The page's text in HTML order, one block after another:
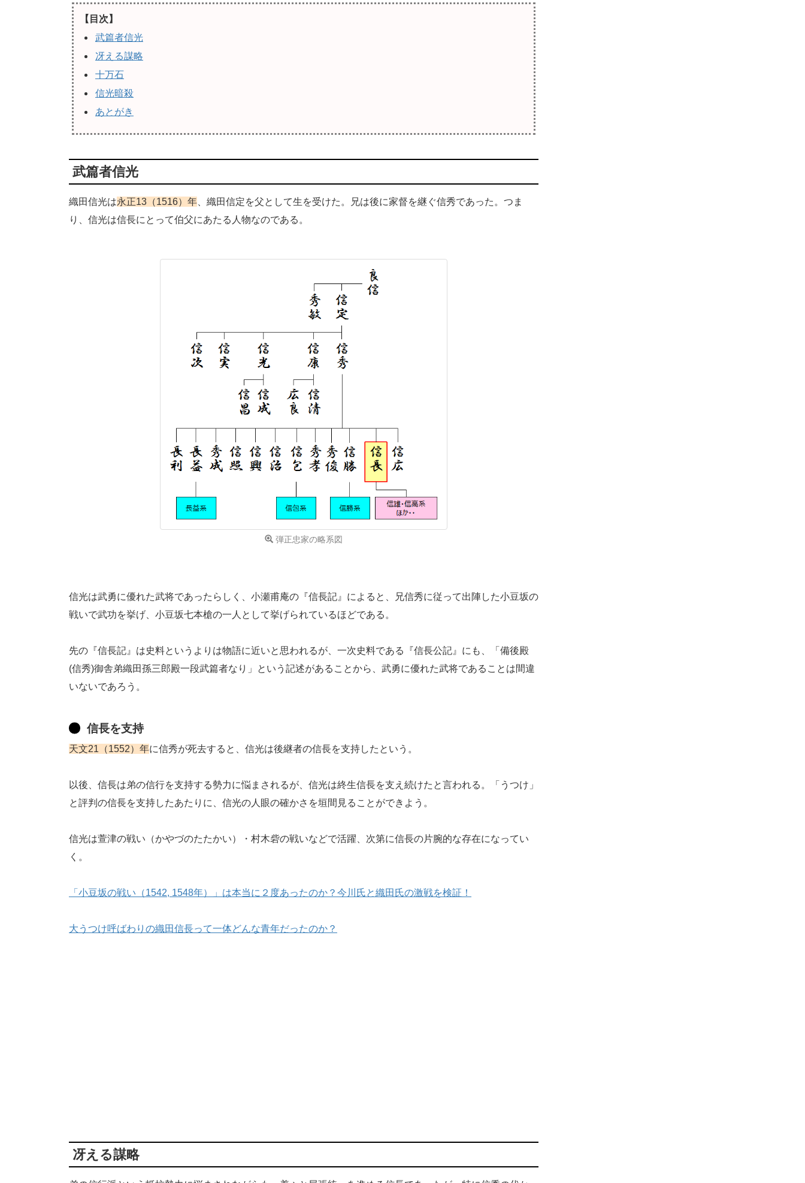
【目次】
武篇者信光
冴える謀略
十万石
信光暗殺
あとがき
武篇者信光
織田信光は永正13（1516）年 、織田信定を父として生を受けた。兄は後に家督を継ぐ信秀であった。つま
り、信光は信長にとって伯父にあたる人物なのである。
弾正忠家の略系図
信光は武勇に優れた武将であったらしく、小瀬甫庵の『信長記』によると、兄信秀に従って出陣した小豆坂の
戦いで武功を挙げ、小豆坂七本槍の一人として挙げられているほどである。
先の『信長記』は史料というよりは物語に近いと思われるが、一次史料である『信長公記』にも、「備後殿
(信秀)御舎弟織田孫三郎殿一段武篇者なり」という記述があることから、武勇に優れた武将であることは間違
いないであろう。
信長を支持
天文21（1552）年に信秀が死去すると、信光は後継者の信長を支持したという。
以後、信長は弟の信行を支持する勢力に悩まされるが、信光は終生信長を支え続けたと言われる。「うつけ」
と評判の信長を支持したあたりに、信光の人眼の確かさを垣間見ることができよう。
信光は萱津の戦い（かやづのたたかい）・村木砦の戦いなどで活躍、次第に信長の片腕的な存在になってい
く。
「小豆坂の戦い（1542, 1548年）」は本当に２度あったのか？今川氏と織田氏の激戦を検証！
大うつけ呼ばわりの織田信長って一体どんな青年だったのか？
冴える謀略